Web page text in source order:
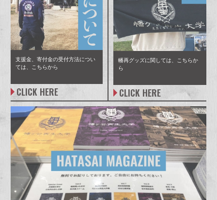
支援金、寄付金の受付方法につい
ては、こちらから
CLICK HERE
幡再グッズに関しては、こちらか
ら
CLICK HERE